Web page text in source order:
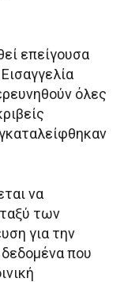
επείγουσα
όλες
να
των
για την
που